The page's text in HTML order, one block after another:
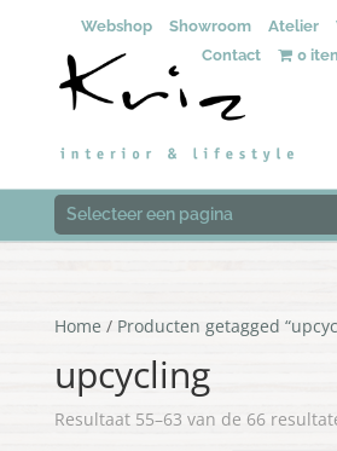
Webshop Showroom Atelier
Contact
0
Selecteer een pagina
Home / Producten getagged
upcycling
Resultaat 55–63 van de 66